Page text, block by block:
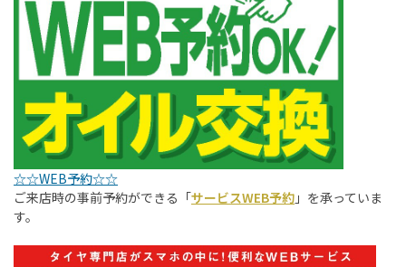
☆☆WEB予約☆☆
ご来店時の事前予約ができる「サービスWEB予約 」を承っていま
す。